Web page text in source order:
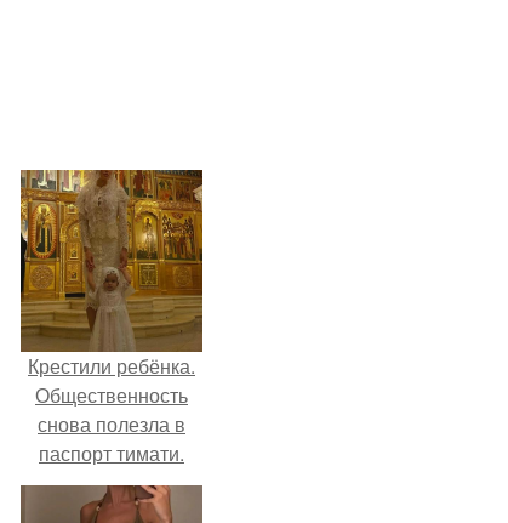
Крестили ребёнка.
Общественность
снова полезла в
паспорт тимати.